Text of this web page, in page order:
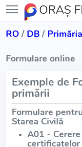
ORAŞ
RO / DB /
Formulare online
Exemple de
primării
Formulare
Starea Civilă
A01 -
certificatelor